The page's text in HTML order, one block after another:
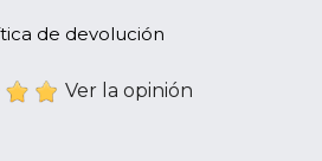
de devolución
Ver la opinión